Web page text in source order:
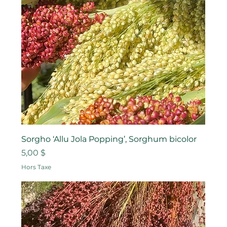
Sorgho ‘Allu Jola Popping’, Sorghum bicolor
Prix
5,00 $
Hors Taxe